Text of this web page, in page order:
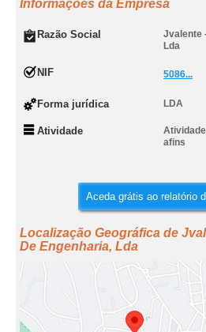
Informações da Empresa
Razão Social
Jvalente
Lda
NIF 5086...
Forma jurídica LDA
Atividade
afins
Aceda grátis ao relatório
Localização Geográfica de
De Engenharia, Lda